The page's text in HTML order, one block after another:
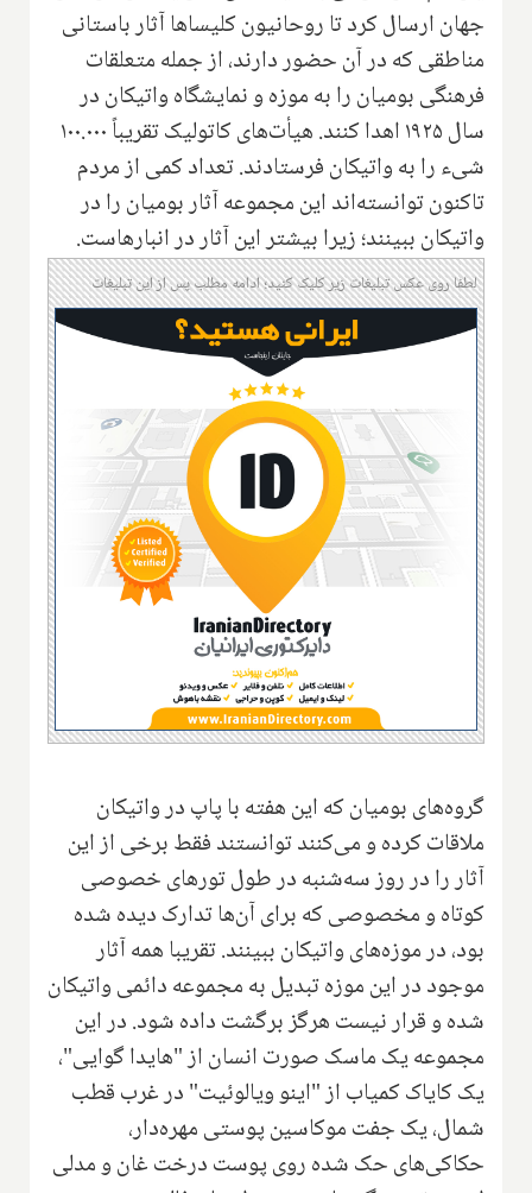
جهان ارسال کرد تا روحانیون کلیساها آثار باستانی
مناطقی که در آن حضور دارند، از جمله متعلقات
فرهنگی بومیان را به موزه و نمایشگاه واتیکان در
سال ۱۹۲۵ اهدا کنند. هیأت‌های کاتولیک تقریباً ۱۰۰.۰۰۰
شیء را به واتیکان فرستادند. تعداد کمی از مردم
تاکنون توانسته‌اند این مجموعه آثار بومیان را در
واتیکان ببینند؛ زیرا بیشتر این آثار در انبارهاست.
لطفا روی عکس تبلیغات زیر کلیک کنید؛ ادامه مطلب پس از این تبلیغات
گروه‌های بومیان که این هفته با پاپ در واتیکان
ملاقات کرده و می‌کنند توانستند فقط برخی از این
آثار را در روز سه‌شنبه در طول تورهای خصوصی
کوتاه و مخصوصی که برای آن‌ها تدارک دیده شده
بود، در موزه‌های واتیکان ببینند. تقریبا همه آثار
موجود در این موزه تبدیل به مجموعه دائمی واتیکان
شده و قرار نیست هرگز برگشت داده شود. در این
مجموعه یک ماسک صورت انسان از "هایدا گوایی"،
یک کایاک کمیاب از "اینو ویالوئیت" در غرب قطب
شمال، یک جفت موکاسین پوستی مهره‌دار،
حکاکی‌های حک شده روی پوست درخت غان و مدلی